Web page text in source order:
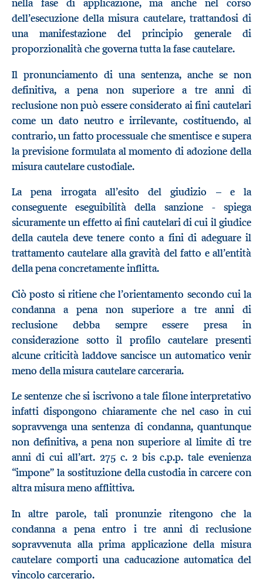
nella fase di applicazione, ma anche nel corso
dell’esecuzione della misura cautelare, trattandosi di
una manifestazione del principio generale di
proporzionalità che governa tutta la fase cautelare.
Il pronunciamento di una sentenza, anche se non
definitiva, a pena non superiore a tre anni di
reclusione non può essere considerato ai fini cautelari
come un dato neutro e irrilevante, costituendo, al
contrario, un fatto processuale che smentisce e supera
la previsione formulata al momento di adozione della
misura cautelare custodiale.
La pena irrogata all’esito del giudizio – e la
conseguente eseguibilità della sanzione - spiega
sicuramente un effetto ai fini cautelari di cui il giudice
della cautela deve tenere conto a fini di adeguare il
trattamento cautelare alla gravità del fatto e all’entità
della pena concretamente inflitta.
Ciò posto si ritiene che l’orientamento secondo cui la
condanna a pena non superiore a tre anni di
reclusione debba sempre essere presa in
considerazione sotto il profilo cautelare presenti
alcune criticità laddove sancisce un automatico venir
meno della misura cautelare carceraria.
Le sentenze che si iscrivono a tale filone interpretativo
infatti dispongono chiaramente che nel caso in cui
sopravvenga una sentenza di condanna, quantunque
non definitiva, a pena non superiore al limite di tre
anni di cui all’art. 275 c. 2 bis c.p.p. tale evenienza
“impone” la sostituzione della custodia in carcere con
altra misura meno afflittiva.
In altre parole, tali pronunzie ritengono che la
condanna a pena entro i tre anni di reclusione
sopravvenuta alla prima applicazione della misura
cautelare comporti una caducazione automatica del
vincolo carcerario.